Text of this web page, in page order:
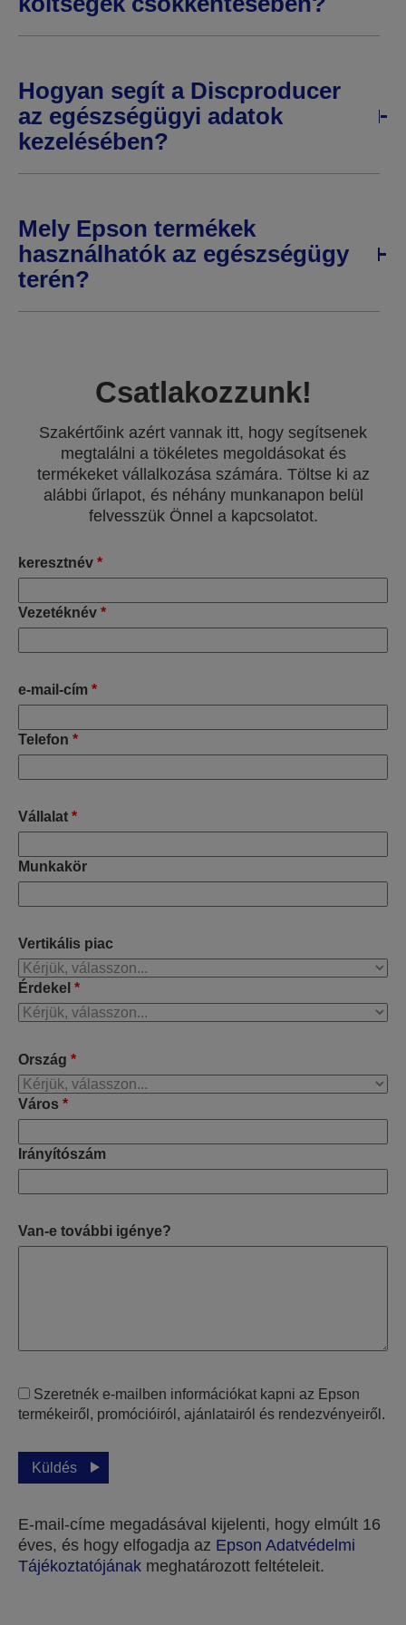
Hogyan segít a Discproducer
az egészségügyi adatok
kezelésében?
Mely Epson termékek
használhatók az egészségügy
terén?
Csatlakozzunk!
Szakértőink azért vannak itt, hogy segítsenek
megtalálni a tökéletes megoldásokat és
termékeket vállalkozása számára. Töltse ki az
alábbi űrlapot, és néhány munkanapon belül
felvesszük Önnel a kapcsolatot.
keresztnév *
Vezetéknév *
e-mail-cím *
Telefon *
Vállalat *
Munkakör
Vertikális piac
Érdekel *
Ország *
Város *
Irányítószám
Van-e további igénye?
Szeretnék e-mailben információkat kapni az Epson
termékeiről, promócióiról, ajánlatairól és rendezvényeiről.
Küldés
E-mail-címe megadásával kijelenti, hogy elmúlt 16
éves, és hogy elfogadja az Epson Adatvédelmi
Tájékoztatójának meghatározott feltételeit.